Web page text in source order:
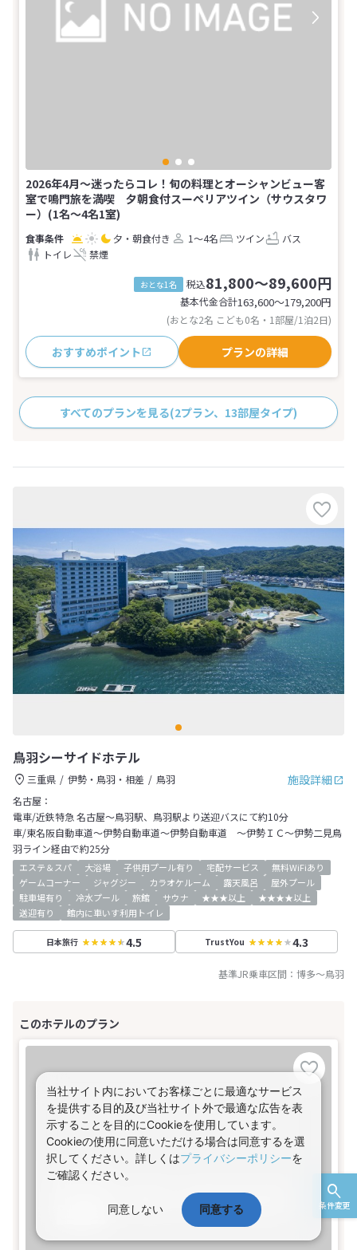
条件変更
2026年4月～迷ったらコレ！旬の料理とオーシャンビュー客
室で鳴門旅を満喫 夕朝食付スーペリアツイン（サウスタワ
ー）(1名～4名1室)
夕・朝食付き 1～4名 ツイン
バス
トイレ
禁煙
おとな1名 税込81,800～89,600円
基本代金合計163,600〜179,200円
(おとな2名 こども0名・1部屋/1泊2日)
おすすめポイント プランの詳細
すべてのプランを見る(2プラン、13部屋タイプ)
鳥羽シーサイドホテル
施設詳細
三重県 伊勢・鳥羽・相差
鳥羽
名古屋：
電車/近鉄特急 名古屋～鳥羽駅、鳥羽駅より送迎バスにて約10分
車/東名阪自動車道～伊勢自動車道～伊勢自動車道 ～伊勢ＩＣ～伊勢二見鳥
羽ライン経由で約25分
エステ＆スパ 大浴場 子供用プール有り 宅配サービス
無料WiFiあり
ゲームコーナー
ジャグジー カラオケルーム 露天風呂
屋外プール
駐車場有り
冷水プール 旅館 サウナ ★★★以上
★★★★以上
送迎有り
館内に車いす利用トイレ
日本旅行 4.5 TrustYou 4.3
基準JR乗車区間： 博多～鳥羽
当社サイト内においてお客様ごとに最適なサービス
を提供する目的及び当社サイト外で最適な広告を表
示することを目的にCookieを使用しています。
Cookieの使用に同意いただける場合は同意するを選
択してください。詳しくはプライバシーポリシーを
ご確認ください。
同意しない 同意する